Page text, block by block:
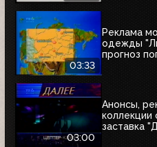
03:33
Реклама
одежды
прогноз
03:00
Анонсы,
заставка